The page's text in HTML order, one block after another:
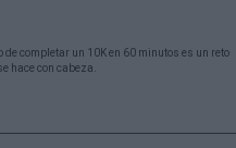
de completar un 10K en 60 minutos es un reto
hace con cabeza.